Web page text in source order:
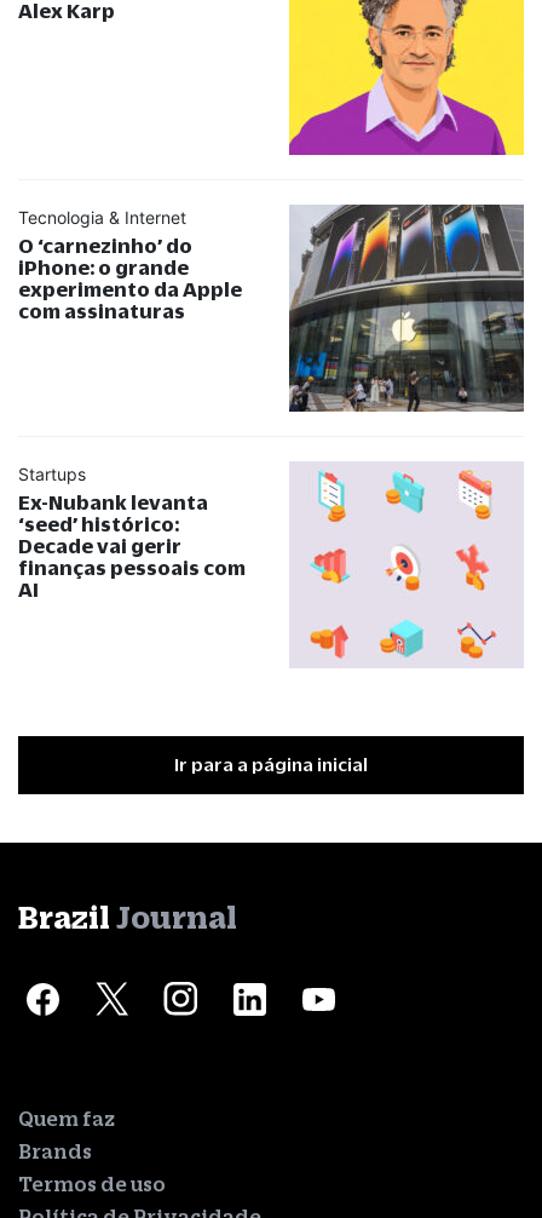
Alex Karp
Tecnologia & Internet
O ‘carnezinho’ do
iPhone: o grande
experimento da Apple
com assinaturas
Startups
Ex-Nubank levanta
‘seed’ histórico:
Decade vai gerir
finanças pessoais com
AI
Ir para a página inicial
Brazil Journal
Quem faz
Brands
Termos de uso